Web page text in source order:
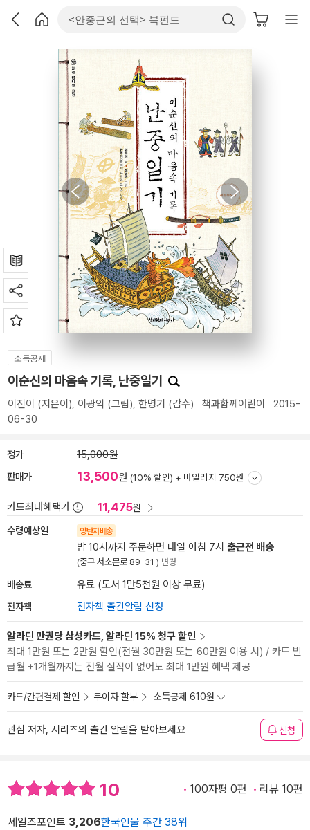
소득공제
이순신의 마음속 기록, 난중일기
이진이 (지은이), 이광익 (그림), 한명기 (감수) 책과함께어린이
2015-
06-30
정가 15,000원
판매가 13,500원 (10% 할인) + 마일리지 750원
카드최대혜택가 11,475원
수령예상일 양탄자배송
밤 10시까지 주문하면 내일 아침 7시 출근전 배송
(중구 서소문로 89-31 ) 변경
배송료 유료 (도서 1만5천원 이상 무료)
전자책 전자책 출간알림 신청
알라딘 만권당 삼성카드, 알라딘 15% 청구 할인
최대 1만원 또는 2만원 할인(전월 30만원 또는 60만원 이용 시) / 카드 발
급월 +1개월까지는 전월 실적이 없어도 최대 1만원 혜택 제공
카드/간편결제 할인 무이자 할부 소득공제 610원
관심 저자, 시리즈의 출간 알림을 받아보세요 신청
10 100자평 0편 리뷰 10편
세일즈포인트 3,206한국인물 주간 38위